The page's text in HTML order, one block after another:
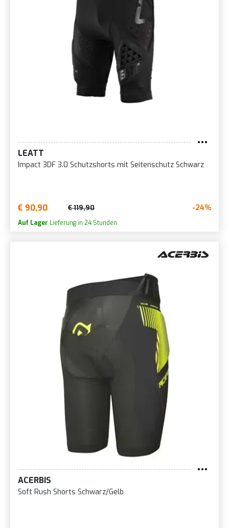
LEATT
Impact 3DF 3.0 Schutzshorts mit Seitenschutz Schwarz
€ 90,90 € 119,90 -24%
Auf Lager Lieferung in 24 Stunden
ACERBIS
Soft Rush Shorts Schwarz/Gelb